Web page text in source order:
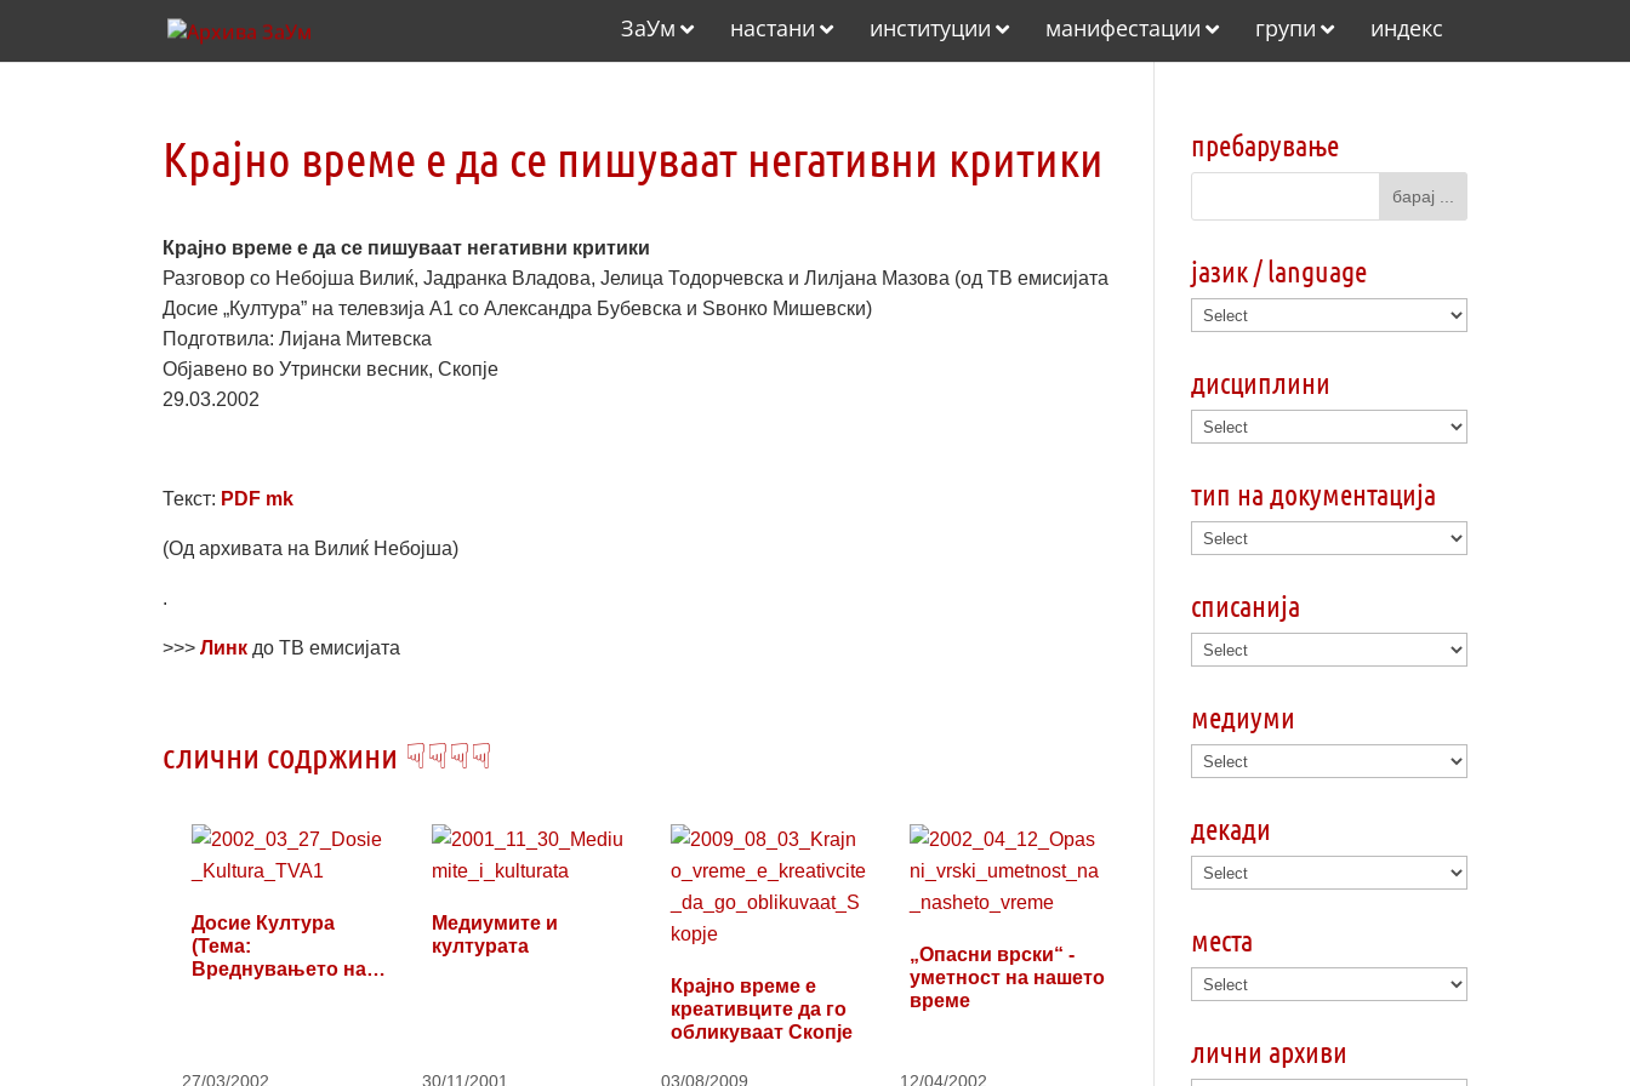
ЗаУм настани институции манифестации групи индекс
Крајно време е да се пишуваат негативни критики
Крајно време е да се пишуваат негативни критики
Разговор со Небојша Вилиќ, Јадранка Владова, Јелица Тодорчевска и Лилјана Мазова (од ТВ емисијата
Досие „Култура” на телевзија А1 со Александра Бубевска и Sвонко Мишевски)
Подготвила: Лијана Митевска
Објавено во Утрински весник, Скопје
29.03.2002
Текст: PDF mk
(Од архивата на Вилиќ Небојша)
.
>>>Линк до ТВ емисијата
слични содржини ☟☟☟☟
Досие Култура
(Тема:
Вреднувањето на
27/03/2002
Медиумите и
културата
30/11/2001
Крајно време е
креативците да го
обликуваат Скопје
03/08/2009
„Опасни врски“ -
уметност на нашето
време
12/04/2002
пребарување
јазик / language
дисциплини
тип на документација
списанија
медиуми
декади
места
лични архиви